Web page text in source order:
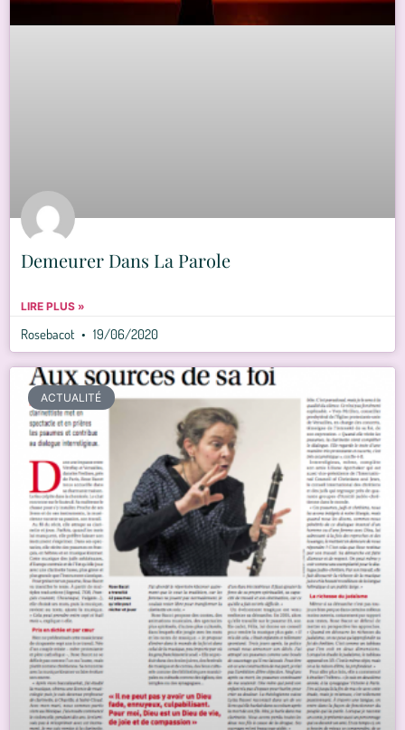
Demeurer Dans La Parole
LIRE PLUS »
Rosebacot 19/06/2020
ACTUALITÉ